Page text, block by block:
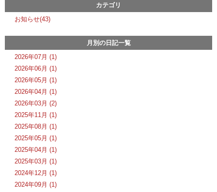
カテゴリ
お知らせ(43)
月別の日記一覧
2026年07月 (1)
2026年06月 (1)
2026年05月 (1)
2026年04月 (1)
2026年03月 (2)
2025年11月 (1)
2025年08月 (1)
2025年05月 (1)
2025年04月 (1)
2025年03月 (1)
2024年12月 (1)
2024年09月 (1)